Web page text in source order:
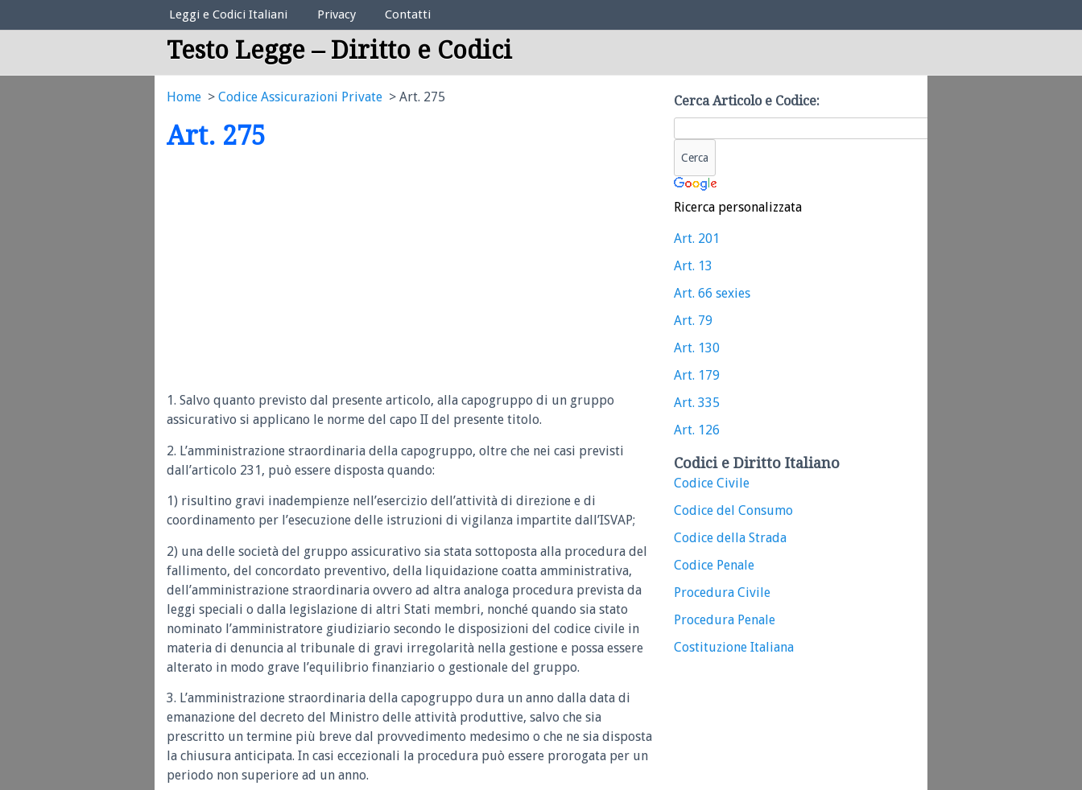
Elenco Codici Legali
Leggi e Codici Italiani Privacy Contatti
Testo Legge – Diritto e Codici
Home Codice Assicurazioni Private Art. 275
Art. 275
1. Salvo quanto previsto dal presente articolo, alla capogruppo di un gruppo
assicurativo si applicano le norme del capo II del presente titolo.
2. L’amministrazione straordinaria della capogruppo, oltre che nei casi previsti
dall’articolo 231, può essere disposta quando:
1) risultino gravi inadempienze nell’esercizio dell’attività di direzione e di
coordinamento per l’esecuzione delle istruzioni di vigilanza impartite dall’ISVAP;
2) una delle società del gruppo assicurativo sia stata sottoposta alla procedura del
fallimento, del concordato preventivo, della liquidazione coatta amministrativa,
dell’amministrazione straordinaria ovvero ad altra analoga procedura prevista da
leggi speciali o dalla legislazione di altri Stati membri, nonché quando sia stato
nominato l’amministratore giudiziario secondo le disposizioni del codice civile in
materia di denuncia al tribunale di gravi irregolarità nella gestione e possa essere
alterato in modo grave l’equilibrio finanziario o gestionale del gruppo.
3. L’amministrazione straordinaria della capogruppo dura un anno dalla data di
emanazione del decreto del Ministro delle attività produttive, salvo che sia
prescritto un termine più breve dal provvedimento medesimo o che ne sia disposta
la chiusura anticipata. In casi eccezionali la procedura può essere prorogata per un
periodo non superiore ad un anno.
Cerca Articolo e Codice:
Ricerca personalizzata
Art. 201
Art. 13
Art. 66 sexies
Art. 79
Art. 130
Art. 179
Art. 335
Art. 126
Codici e Diritto Italiano
Codice Civile
Codice del Consumo
Codice della Strada
Codice Penale
Procedura Civile
Procedura Penale
Costituzione Italiana